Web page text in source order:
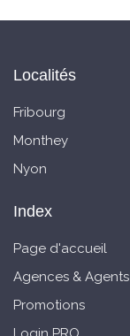
Localités
Fribourg
Monthey
Nyon
Index
Page d'accueil
Agences & Agents
Promotions